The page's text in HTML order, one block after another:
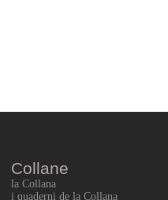
Collane
la Collana
i quaderni de la Collana